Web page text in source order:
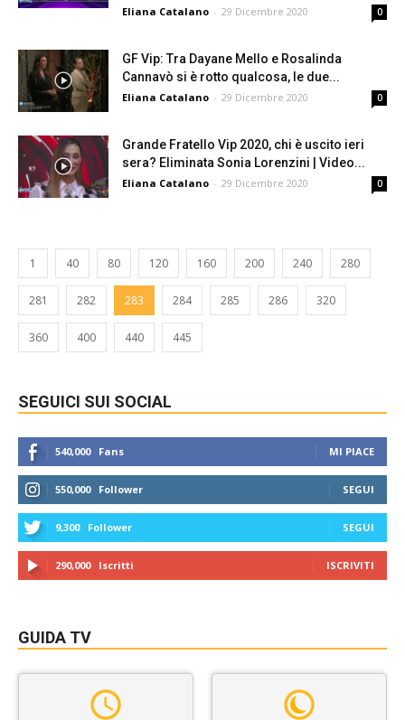
Eliana Catalano - 29 Dicembre 2020 0
GF Vip: Tra Dayane Mello e Rosalinda
Cannavò si è rotto qualcosa, le due...
Eliana Catalano - 29 Dicembre 2020 0
Grande Fratello Vip 2020, chi è uscito ieri
sera? Eliminata Sonia Lorenzini | Video...
Eliana Catalano - 29 Dicembre 2020 0
1 40 80 120 160 200 240 280
281 282 283 284 285 286 320
360 400 440 445
SEGUICI SUI SOCIAL
540,000 Fans MI PIACE
550,000 Follower SEGUI
9,300 Follower SEGUI
290,000 Iscritti ISCRIVITI
GUIDA TV